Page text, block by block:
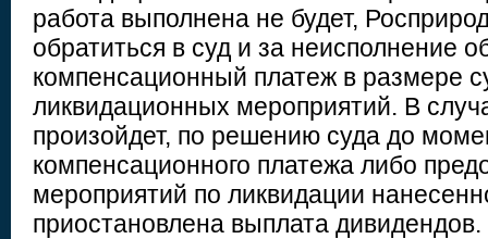
работа выполнена не будет,
обратиться в суд и за неисполнение
компенсационный платеж в размере
ликвидационных мероприятий. В
произойдет, по решению суда до
компенсационного платежа либо
мероприятий по ликвидации
приостановлена выплата дивидендов.